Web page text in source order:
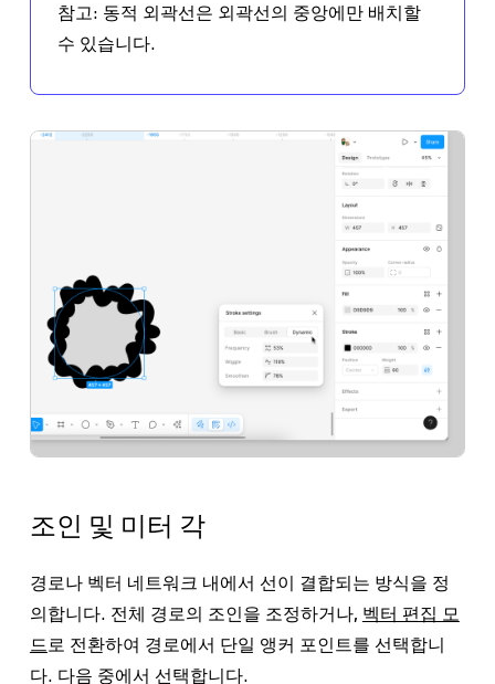
참고: 동적 외곽선은 외곽선의 중앙에만 배치할
수 있습니다.
조인 및 미터 각
경로나 벡터 네트워크 내에서 선이 결합되는 방식을 정
의합니다. 전체 경로의 조인을 조정하거나, 벡터 편집 모
드 로 전환하여 경로에서 단일 앵커 포인트를 선택합니
다. 다음 중에서 선택합니다.